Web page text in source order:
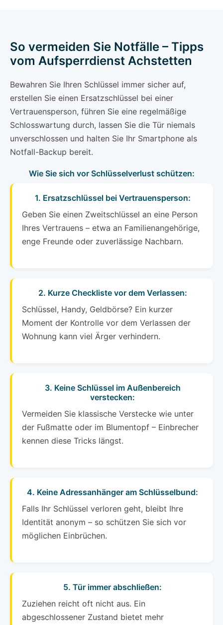
So vermeiden Sie Notfälle – Tipps
vom Aufsperrdienst Achstetten
Bewahren Sie Ihren Schlüssel immer sicher auf,
erstellen Sie einen Ersatzschlüssel bei einer
Vertrauensperson, führen Sie eine regelmäßige
Schlosswartung durch, lassen Sie die Tür niemals
unverschlossen und halten Sie Ihr Smartphone als
Notfall-Backup bereit.
Wie Sie sich vor Schlüsselverlust schützen:
1. Ersatzschlüssel bei Vertrauensperson:
Geben Sie einen Zweitschlüssel an eine Person
Ihres Vertrauens – etwa an Familienangehörige,
enge Freunde oder zuverlässige Nachbarn.
2. Kurze Checkliste vor dem Verlassen:
Schlüssel, Handy, Geldbörse? Ein kurzer
Moment der Kontrolle vor dem Verlassen der
Wohnung kann viel Ärger verhindern.
3. Keine Schlüssel im Außenbereich
verstecken:
Vermeiden Sie klassische Verstecke wie unter
der Fußmatte oder im Blumentopf – Einbrecher
kennen diese Tricks längst.
4. Keine Adressanhänger am Schlüsselbund:
Falls Ihr Schlüssel verloren geht, bleibt Ihre
Identität anonym – so schützen Sie sich vor
möglichen Einbrüchen.
5. Tür immer abschließen:
Zuziehen reicht oft nicht aus. Ein
abgeschlossener Zustand bietet mehr